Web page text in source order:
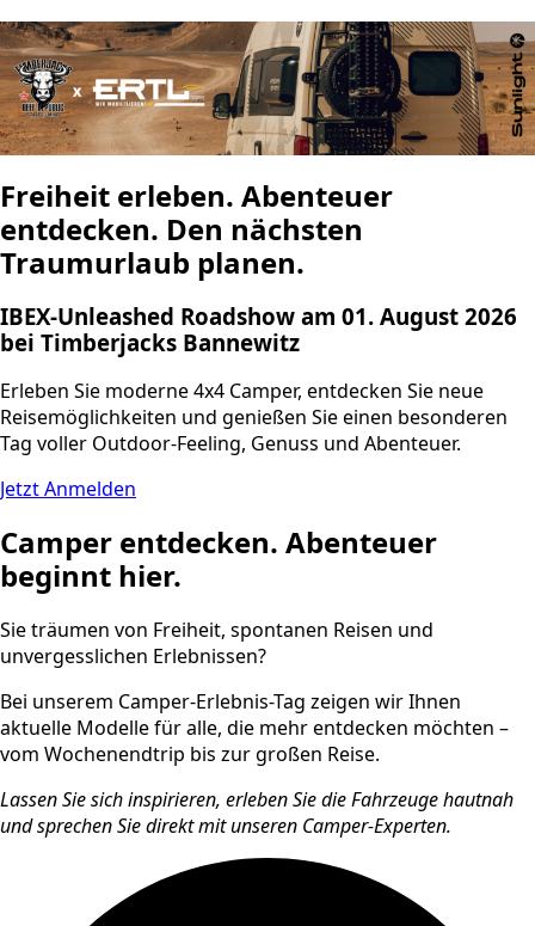
Freiheit erleben. Abenteuer
entdecken. Den nächsten
Traumurlaub planen.
IBEX-Unleashed Roadshow am 01. August 2026
bei Timberjacks Bannewitz
Erleben Sie moderne 4x4 Camper, entdecken Sie neue
Reisemöglichkeiten und genießen Sie einen besonderen
Tag voller Outdoor-Feeling, Genuss und Abenteuer.
Jetzt Anmelden
Camper entdecken. Abenteuer
beginnt hier.
Sie träumen von Freiheit, spontanen Reisen und
unvergesslichen Erlebnissen?
Bei unserem Camper-Erlebnis-Tag zeigen wir Ihnen
aktuelle Modelle für alle, die mehr entdecken möchten –
vom Wochenendtrip bis zur großen Reise.
Lassen Sie sich inspirieren, erleben Sie die Fahrzeuge hautnah
und sprechen Sie direkt mit unseren Camper-Experten.